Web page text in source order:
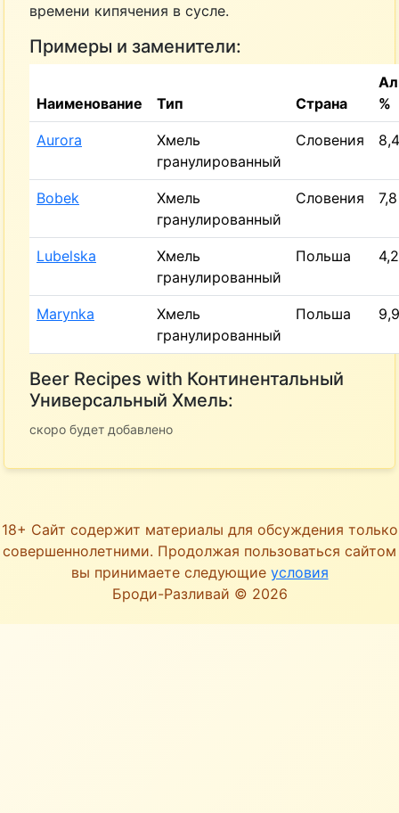
времени кипячения в сусле.
Примеры и заменители:
Наименование Тип Страна
%
Aurora
Хмель
гранулированный
Словения 8,4
Bobek
Хмель
гранулированный
Словения 7,8
Lubelska
Хмель
гранулированный
Польша 4,2
Marynka
Хмель
гранулированный
Польша 9,9
Beer Recipes with Континентальный
Универсальный Хмель:
скоро будет добавлено
18+ Сайт содержит материалы для обсуждения только
совершеннолетними. Продолжая пользоваться сайтом
вы принимаете следующие условия
Броди-Разливай © 2026